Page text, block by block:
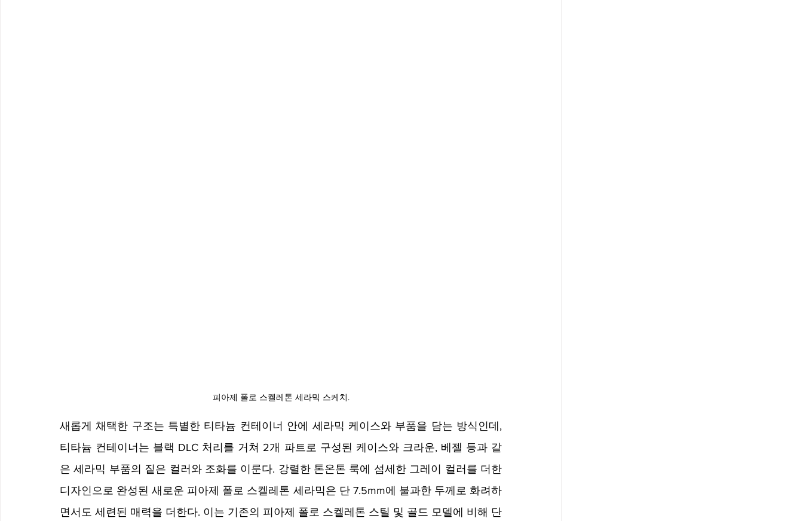
피아제 폴로 스켈레톤 세라믹 스케치.
새롭게 채택한 구조는 특별한 티타늄 컨테이너 안에 세라믹 케이스와 부품을 담는 방식인데,
티타늄 컨테이너는 블랙 DLC 처리를 거쳐 2개 파트로 구성된 케이스와 크라운, 베젤 등과 같
은 세라믹 부품의 짙은 컬러와 조화를 이룬다. 강렬한 톤온톤 룩에 섬세한 그레이 컬러를 더한
디자인으로 완성된 새로운 피아제 폴로 스켈레톤 세라믹은 단 7.5mm에 불과한 두께로 화려하
면서도 세련된 매력을 더한다. 이는 기존의 피아제 폴로 스켈레톤 스틸 및 골드 모델에 비해 단